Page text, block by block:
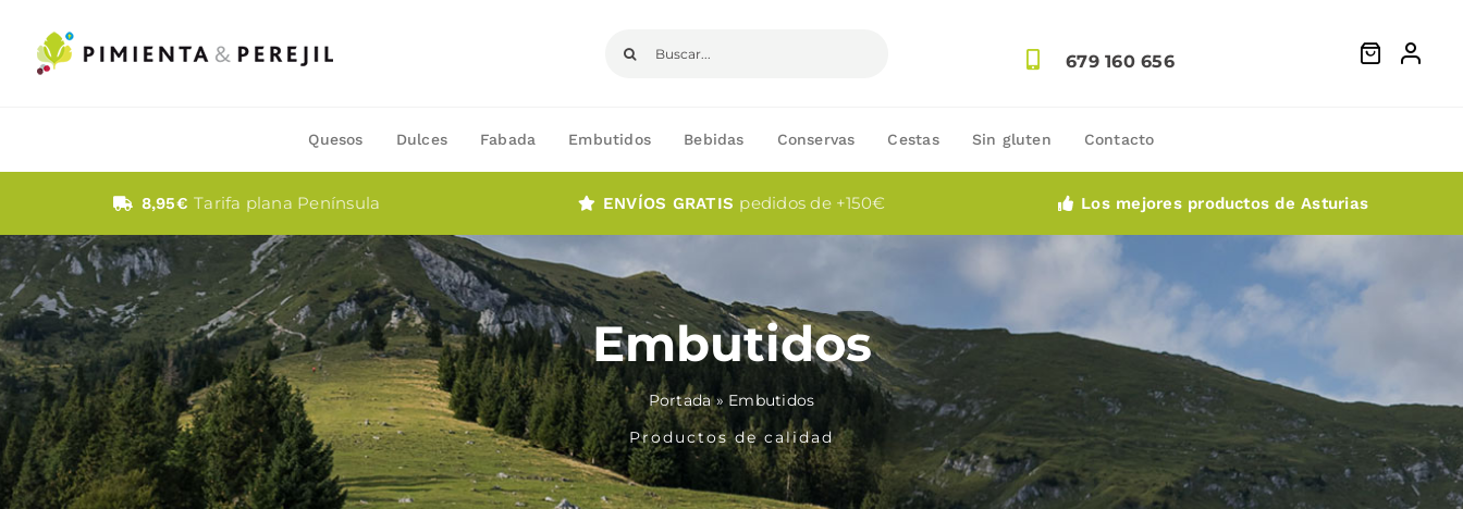
contenido
679 160 656
Quesos Dulces Fabada Embutidos Bebidas Conservas Cestas Sin gluten Contacto
8,95€Tarifa plana Península ENVÍOS GRATIS pedidos de +150€ Los mejores productos de Asturias
Embutidos
Portada» Embutidos
Productos de calidad